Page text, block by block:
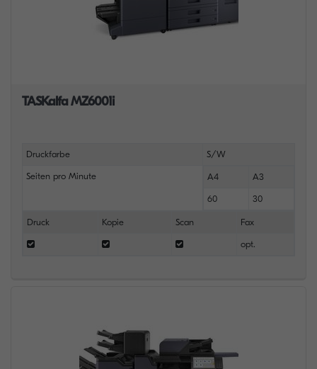
TASKalfa MZ6001i
Druckfarbe S/W
Seiten pro Minute A4 A3
60 30
Druck Kopie Scan Fax
opt.